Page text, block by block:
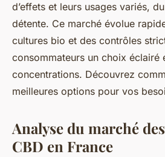
d’effets et leurs usages variés,
détente. Ce marché évolue
cultures bio et des contrôles
consommateurs un choix éclairé
concentrations. Découvrez
meilleures options pour vos
Analyse du marché
CBD en France